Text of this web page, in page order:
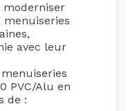
moderniser
menuiseries
avec leur
PVC/Alu en
de :